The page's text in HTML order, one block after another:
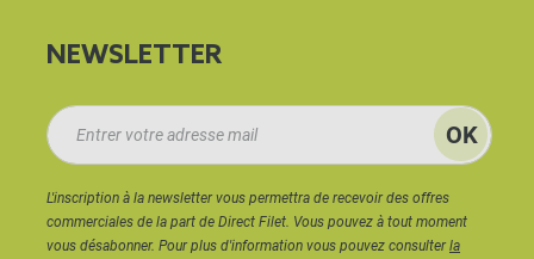
NEWSLETTER
L'inscription à la newsletter vous permettra de recevoir des offres
commerciales de la part de Direct Filet. Vous pouvez à tout moment
vous désabonner. Pour plus d'information vous pouvez consulterla